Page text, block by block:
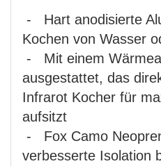
- Hart anodisierte
Kochen von Wasser
- Mit einem
ausgestattet, das
Infrarot Kocher für
aufsitzt
- Fox Camo
verbesserte Isolation